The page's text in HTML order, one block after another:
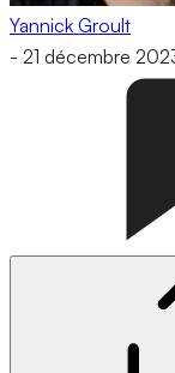
Yannick Groult
- 21 décembre